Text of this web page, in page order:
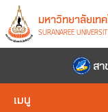
มหาวิทยาลัยเท
SURANAREE
ส
เมนู